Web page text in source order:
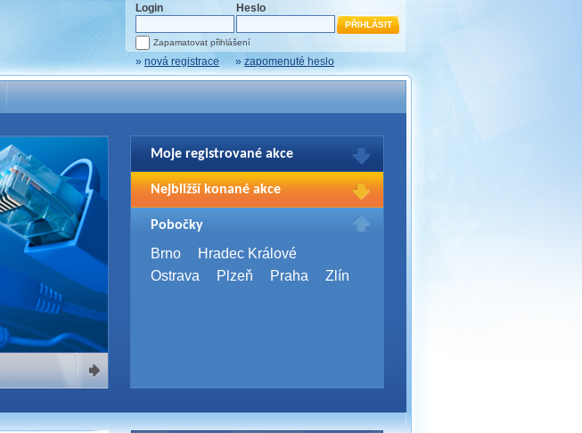
Login Heslo
Zapamatovat přihlášení
» nová registrace » zapomenuté heslo
Moje registrované akce
Pro zobrazení Vašich registrací na akce
se prosím přihlašte.
Nejbližší konané akce
WUG Days 2026
4. 9. 2026,Brno
SQL Server Bootcamp 2026
Pobočky
Brno
Hradec Králové
Ostrava
Plzeň Praha Zlín